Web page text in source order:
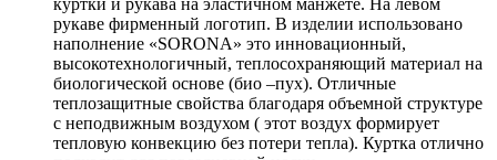
куртки и рукава на эластичном манжете. На левом
рукаве фирменный логотип. В изделии использовано
наполнение «SORONA» это инновационный,
высокотехнологичный, теплосохраняющий материал на
биологической основе (био –пух). Отличные
теплозащитные свойства благодаря объемной структуре
с неподвижным воздухом ( этот воздух формирует
тепловую конвекцию без потери тепла). Куртка отлично